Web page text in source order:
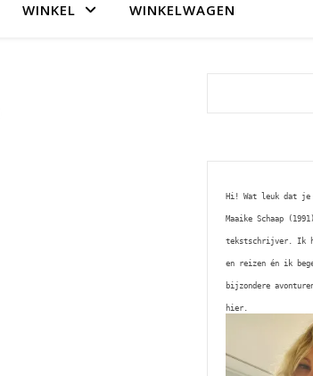
WINKEL WINKELWAGEN
Hi! Wat leuk dat
Maaike Schaap
tekstschrijver. Ik
en reizen én ik
bijzondere
hier.